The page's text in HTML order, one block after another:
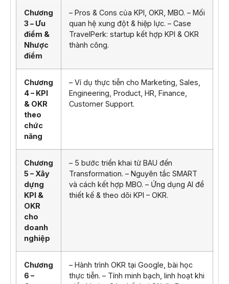
Chương
3 – Ưu
điểm &
Nhược
điểm
– Pros & Cons của KPI, OKR, MBO. – Mối
quan hệ xung đột & hiệp lực. – Case
TravelPerk: startup kết hợp KPI & OKR
thành công.
Chương
4 – KPI
& OKR
theo
chức
năng
– Ví dụ thực tiễn cho Marketing, Sales,
Engineering, Product, HR, Finance,
Customer Support.
Chương
5 – Xây
dựng
KPI &
OKR
cho
doanh
nghiệp
– 5 bước triển khai từ BAU đến
Transformation. – Nguyên tắc SMART
và cách kết hợp MBO. – Ứng dụng AI để
thiết kế & theo dõi KPI – OKR.
Chương
6 –
– Hành trình OKR tại Google, bài học
thực tiễn. – Tính minh bạch, linh hoạt khi